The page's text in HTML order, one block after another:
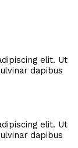
elit. Ut
dapibus
elit. Ut
dapibus